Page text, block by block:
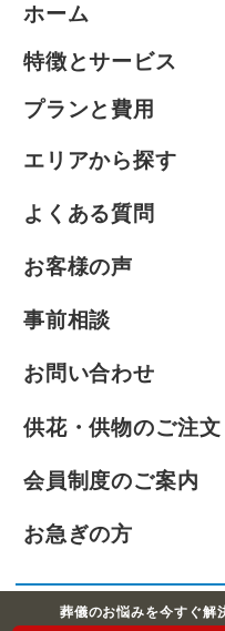
葬儀のお悩みを今すぐ解
ホーム
特徴とサービス
プランと費用
エリアから探す
よくある質問
お客様の声
事前相談
お問い合わせ
供花・供物のご注文
会員制度のご案内
お急ぎの方
©2021-2026 ふじみ式